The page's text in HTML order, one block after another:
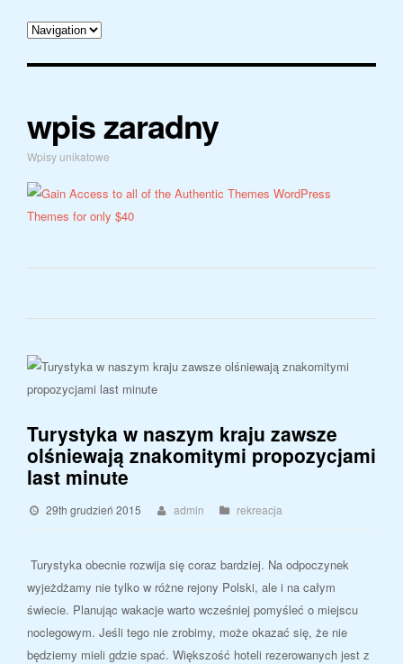
wpis zaradny
Wpisy unikatowe
Turystyka w naszym kraju zawsze
olśniewają znakomitymi propozycjami
last minute
29th grudzień 2015 admin rekreacja
Turystyka obecnie rozwija się coraz bardziej. Na odpoczynek
wyjeżdżamy nie tylko w różne rejony Polski, ale i na całym
świecie. Planując wakacje warto wcześniej pomyśleć o miejscu
noclegowym. Jeśli tego nie zrobimy, może okazać się, że nie
będziemy mieli gdzie spać. Większość hoteli rezerowanych jest z